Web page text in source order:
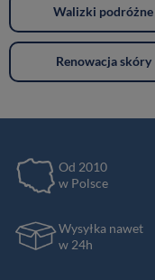
Walizki podróżne
Renowacja skóry
Od 2010
w Polsce
Wysyłka nawet
w 24h